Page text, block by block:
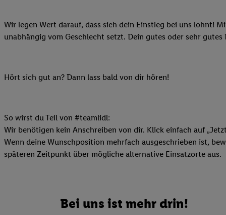
Wir legen Wert darauf, dass sich dein Einstieg bei uns lohnt!
unabhängig vom Geschlecht setzt. Dein gutes oder sehr
Hört sich gut an? Dann lass bald von dir hören!
So wirst du Teil von #teamlidl:
Wir benötigen kein Anschreiben von dir. Klick einfach auf
Wenn deine Wunschposition mehrfach ausgeschrieben ist,
späteren Zeitpunkt über mögliche alternative Einsatzorte aus.
Bei uns ist mehr drin!
auch Ihre in einen
Zudem erlauben Sie
werden diese
Möglichkeit, Ihre
(„consenthub“)oder
Marketing“ am
sämtlicher genannten